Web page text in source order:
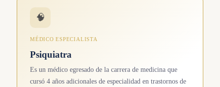
🧠
MÉDICO ESPECIALISTA
Psiquiatra
Es un médico egresado de la carrera de medicina que
cursó 4 años adicionales de especialidad en trastornos de